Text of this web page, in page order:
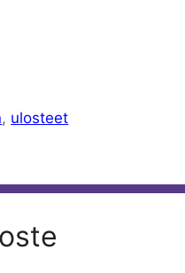
, ulosteet